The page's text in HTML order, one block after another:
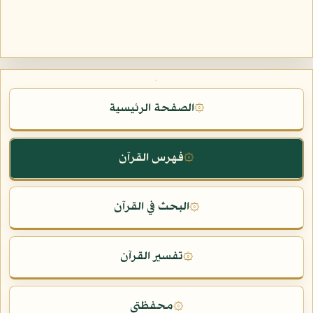
۞الصفحة الرئيسية
۞فهرس القرآن
۞البحث في القرآن
۞تفسير القرآن
۞محفظتي